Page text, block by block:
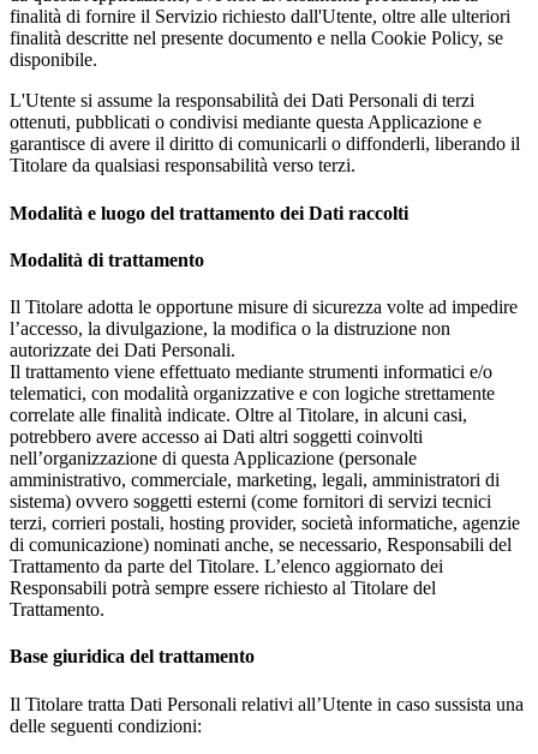
finalità di fornire il Servizio richiesto dall'Utente, oltre alle ulteriori
finalità descritte nel presente documento e nella Cookie Policy, se
disponibile.
L'Utente si assume la responsabilità dei Dati Personali di terzi
ottenuti, pubblicati o condivisi mediante questa Applicazione e
garantisce di avere il diritto di comunicarli o diffonderli, liberando il
Titolare da qualsiasi responsabilità verso terzi.
Modalità e luogo del trattamento dei Dati raccolti
Modalità di trattamento
Il Titolare adotta le opportune misure di sicurezza volte ad impedire
l’accesso, la divulgazione, la modifica o la distruzione non
autorizzate dei Dati Personali.
Il trattamento viene effettuato mediante strumenti informatici e/o
telematici, con modalità organizzative e con logiche strettamente
correlate alle finalità indicate. Oltre al Titolare, in alcuni casi,
potrebbero avere accesso ai Dati altri soggetti coinvolti
nell’organizzazione di questa Applicazione (personale
amministrativo, commerciale, marketing, legali, amministratori di
sistema) ovvero soggetti esterni (come fornitori di servizi tecnici
terzi, corrieri postali, hosting provider, società informatiche, agenzie
di comunicazione) nominati anche, se necessario, Responsabili del
Trattamento da parte del Titolare. L’elenco aggiornato dei
Responsabili potrà sempre essere richiesto al Titolare del
Trattamento.
Base giuridica del trattamento
Il Titolare tratta Dati Personali relativi all’Utente in caso sussista una
delle seguenti condizioni: